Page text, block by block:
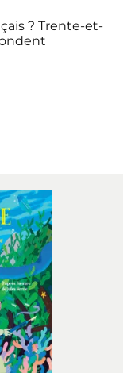
? Trente-et-